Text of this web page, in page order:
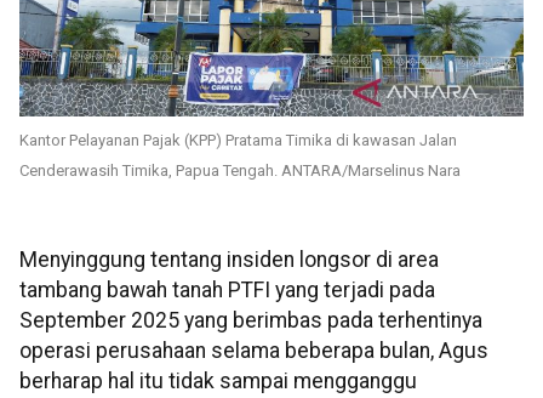
Kantor Pelayanan Pajak (KPP) Pratama Timika di kawasan Jalan
Cenderawasih Timika, Papua Tengah. ANTARA/Marselinus Nara
Menyinggung tentang insiden longsor di area
tambang bawah tanah PTFI yang terjadi pada
September 2025 yang berimbas pada terhentinya
operasi perusahaan selama beberapa bulan, Agus
berharap hal itu tidak sampai mengganggu